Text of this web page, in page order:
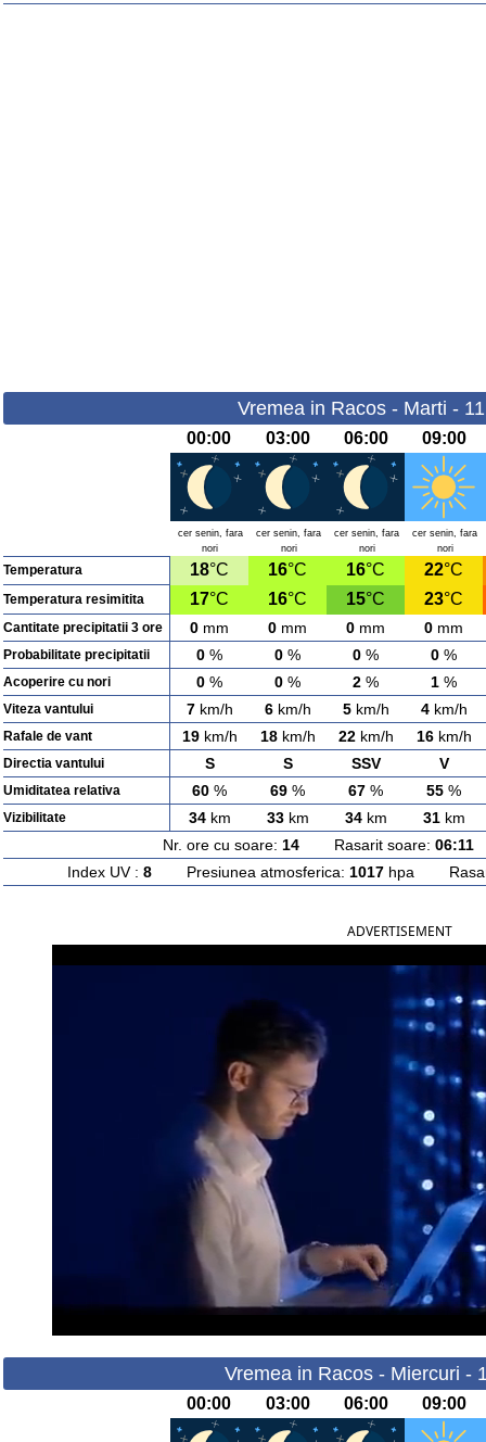
Vremea in Racos - Marti -
00:00 03:00 06:00 09:00
cer senin, fara
nori
cer senin, fara
nori
cer senin, fara
nori
cer senin, fara
nori
Temperatura 18°C 16°C 16°C 22°C
Temperatura resimitita 17°C 16°C 15°C 23°C
Cantitate precipitatii 3 ore 0 mm 0 mm 0 mm 0 mm
Probabilitate precipitatii 0 % 0 % 0 % 0 %
Acoperire cu nori 0 % 0 % 2 % 1 %
Viteza vantului 7km/h 6km/h 5km/h 4km/h
Rafale de vant 19km/h 18km/h 22km/h 16km/h
Directia vantului S S SSV V
Umiditatea relativa 60 % 69 % 67 % 55 %
Vizibilitate 34km 33km 34km 31km
Nr. ore cu soare: 14 Rasarit soare: 06:11
Index UV : 8Presiunea atmosferica: 1017hpa
ADVERTISEMENT
Vremea in Racos - Miercuri -
00:00 03:00 06:00 09:00